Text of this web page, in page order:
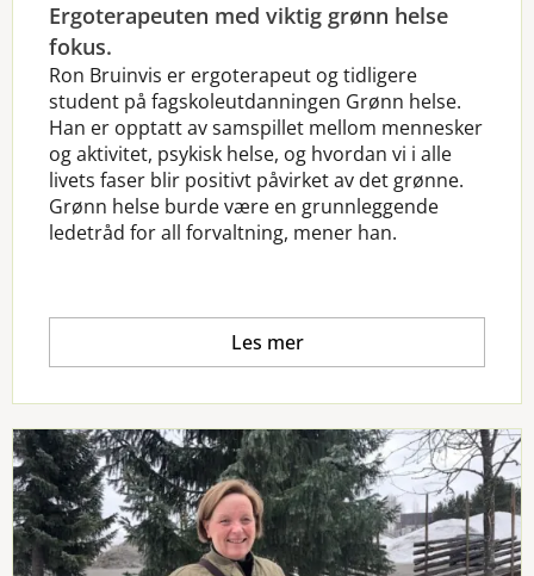
Ergoterapeuten med viktig grønn helse
fokus.
Ron Bruinvis er ergoterapeut og tidligere
student på fagskoleutdanningen Grønn helse.
Han er opptatt av samspillet mellom mennesker
og aktivitet, psykisk helse, og hvordan vi i alle
livets faser blir positivt påvirket av det grønne.
Grønn helse burde være en grunnleggende
ledetråd for all forvaltning, mener han.
Les mer